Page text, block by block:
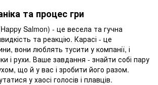
та процес гри
Salmon) - це весела та гучна
та реакцію. Карасі - це
вони люблять тусити у компанії, і
і рухи. Ваше завдання - знайти собі пару
що й у вас і зробити його разом.
у хаосі голосів і плавців.